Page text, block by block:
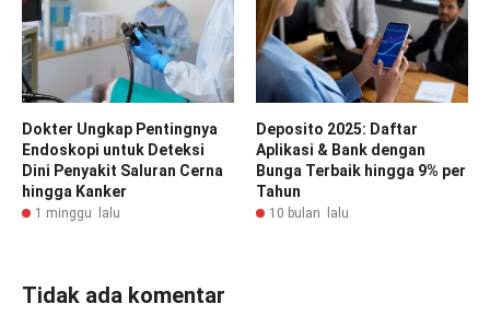
Dokter Ungkap Pentingnya
Endoskopi untuk Deteksi
Dini Penyakit Saluran Cerna
hingga Kanker
1 minggu lalu
Deposito 2025: Daftar
Aplikasi & Bank dengan
Bunga Terbaik hingga 9% per
Tahun
10 bulan lalu
Tidak ada komentar